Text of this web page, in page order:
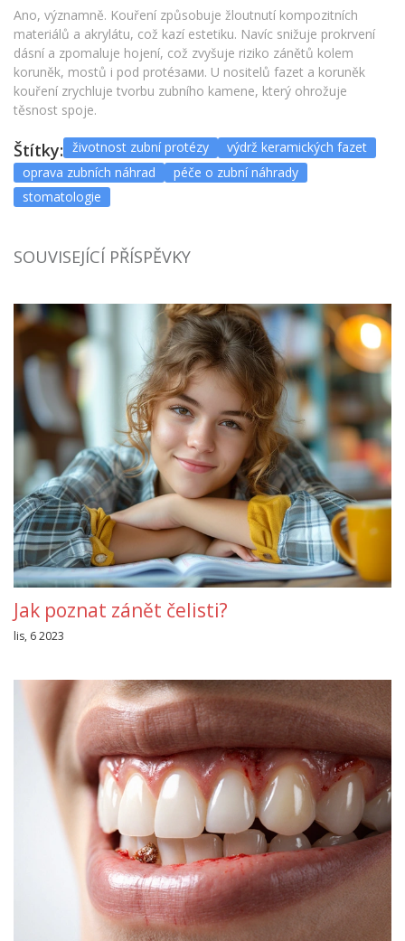
Ano, významně. Kouření způsobuje žloutnutí kompozitních
materiálů a akrylátu, což kazí estetiku. Navíc snižuje prokrvení
dásní a zpomaluje hojení, což zvyšuje riziko zánětů kolem
koruněk, mostů i pod protéзами. U nositelů fazet a koruněk
kouření zrychluje tvorbu zubního kamene, který ohrožuje
těsnost spoje.
Štítky: životnost zubní protézy
výdrž keramických fazet
oprava zubních náhrad
péče o zubní náhrady
stomatologie
SOUVISEJÍCÍ PŘÍSPĚVKY
Jak poznat zánět čelisti?
lis, 6 2023